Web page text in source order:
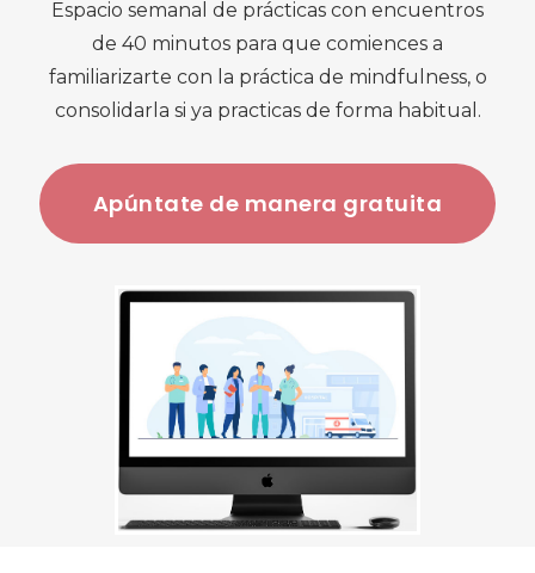
Espacio semanal de prácticas con encuentros
de 40 minutos para que comiences a
familiarizarte con la práctica de mindfulness, o
consolidarla si ya practicas de forma habitual.
Apúntate de manera gratuita